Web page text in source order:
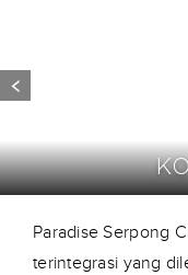
Paradise Serpong
terintegrasi yang